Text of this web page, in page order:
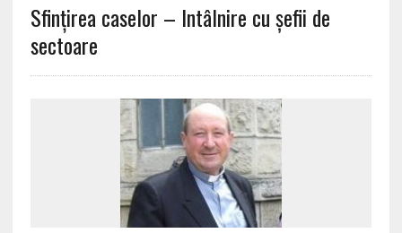
Sfinţirea caselor – Intâlnire cu șefii de
sectoare